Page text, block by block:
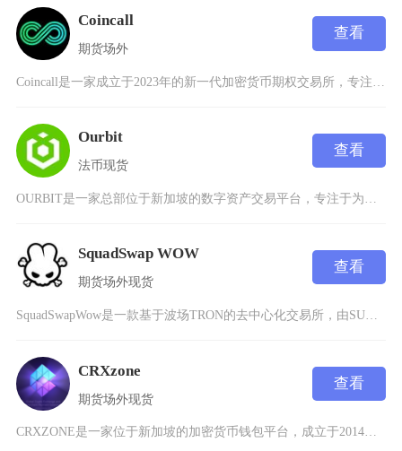
Coincall
期货场外
查看
Ourbit
法币现货
查看
SquadSwap WOW
期货场外现货
查看
SquadSwapWow是一款基于波场TRON的去中心化交易所，由SUN生态系统收购Jus
CRXzone
期货场外现货
查看
CRXZONE是一家位于新加坡的加密货币钱包平台，成立于2014年2月，专注于为用户提供比